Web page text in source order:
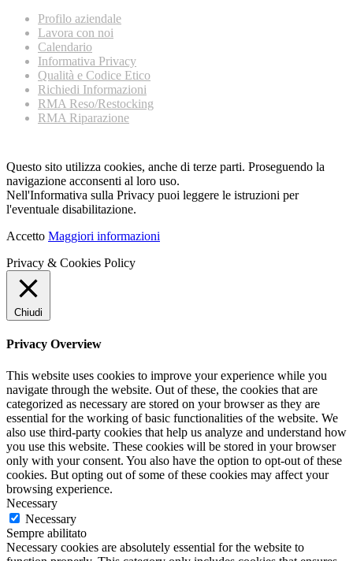
Profilo aziendale
Lavora con noi
Calendario
Informativa Privacy
Qualità e Codice Etico
Richiedi Informazioni
RMA Reso/Restocking
RMA Riparazione
Questo sito utilizza cookies, anche di terze parti. Proseguendo la
navigazione acconsenti al loro uso.
Nell'Informativa sulla Privacy puoi leggere le istruzioni per
l'eventuale disabilitazione.
Accetto Maggiori informazioni
Privacy & Cookies Policy
Chiudi
Privacy Overview
This website uses cookies to improve your experience while you
navigate through the website. Out of these, the cookies that are
categorized as necessary are stored on your browser as they are
essential for the working of basic functionalities of the website. We
also use third-party cookies that help us analyze and understand how
you use this website. These cookies will be stored in your browser
only with your consent. You also have the option to opt-out of these
cookies. But opting out of some of these cookies may affect your
browsing experience.
Necessary
Necessary
Sempre abilitato
Necessary cookies are absolutely essential for the website to